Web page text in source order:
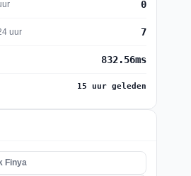
0
uur 7
832.56ms
15 uur geleden
Finya